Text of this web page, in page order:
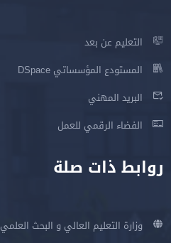
التعليم عن بعد
المستودع المؤسساتي DSpace
البريد المهني
الفضاء الرقمي للعمل
روابط ذات صلة
وزارة التعليم العالي و البحث العلمي